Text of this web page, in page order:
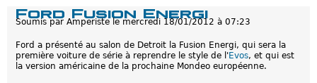
o
a
t
i
o
d
F
u
Ford Fusion Energi
Soumis par Amperistelemercredi 18/01/2012 à 07:23
Ford a présenté au salon de Detroit la Fusion Energi, qui sera la
première voiture de série à reprendre le style de l'Evos, et qui est
la version américaine de la prochaine Mondeo européenne.